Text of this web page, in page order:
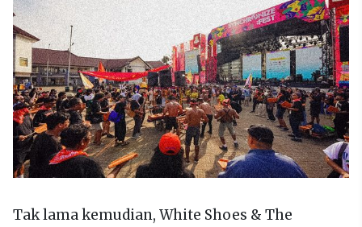
Tak lama kemudian, White Shoes & The